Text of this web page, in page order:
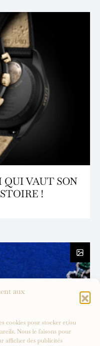
aux
cookies pour stocker et/ou
Nous le faisons pour
afficher des publicités
VAUT SON
!